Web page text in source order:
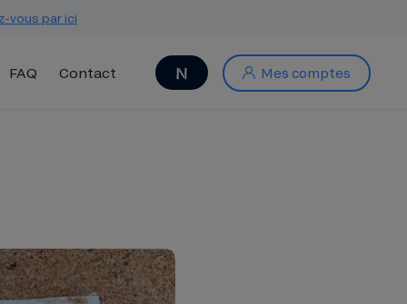
vous par ici
Mes comptes
FAQ Contact